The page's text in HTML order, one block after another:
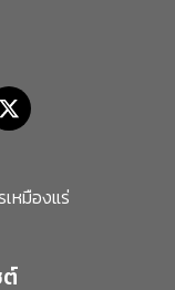
หมืองแร่